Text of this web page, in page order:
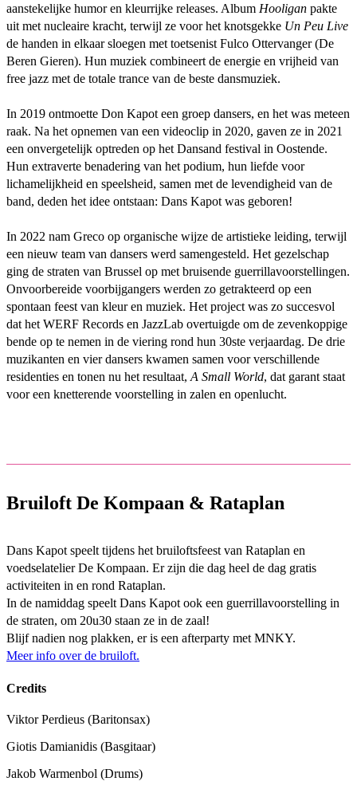
aanstekelijke humor en kleurrijke releases. Album Hooligan pakte
uit met nucleaire kracht, terwijl ze voor het knotsgekke Un Peu Live
de handen in elkaar sloegen met toetsenist Fulco Ottervanger (De
Beren Gieren). Hun muziek combineert de energie en vrijheid van
free jazz met de totale trance van de beste dansmuziek.
In 2019 ontmoette Don Kapot een groep dansers, en het was meteen
raak. Na het opnemen van een videoclip in 2020, gaven ze in 2021
een onvergetelijk optreden op het Dansand festival in Oostende.
Hun extraverte benadering van het podium, hun liefde voor
lichamelijkheid en speelsheid, samen met de levendigheid van de
band, deden het idee ontstaan: Dans Kapot was geboren!
In 2022 nam Greco op organische wijze de artistieke leiding, terwijl
een nieuw team van dansers werd samengesteld. Het gezelschap
ging de straten van Brussel op met bruisende guerrillavoorstellingen.
Onvoorbereide voorbijgangers werden zo getrakteerd op een
spontaan feest van kleur en muziek. Het project was zo succesvol
dat het WERF Records en JazzLab overtuigde om de zevenkoppige
bende op te nemen in de viering rond hun 30ste verjaardag. De drie
muzikanten en vier dansers kwamen samen voor verschillende
residenties en tonen nu het resultaat, A Small World, dat garant staat
voor een knetterende voorstelling in zalen en openlucht.
Bruiloft De Kompaan & Rataplan
Dans Kapot speelt tijdens het bruiloftsfeest van Rataplan en
voedselatelier De Kompaan. Er zijn die dag heel de dag gratis
activiteiten in en rond Rataplan.
In de namiddag speelt Dans Kapot ook een guerrillavoorstelling in
de straten, om 20u30 staan ze in de zaal!
Blijf nadien nog plakken, er is een afterparty met MNKY.
Meer info over de bruiloft.
Credits
Viktor Perdieus (Baritonsax)
Giotis Damianidis (Basgitaar)
Jakob Warmenbol (Drums)